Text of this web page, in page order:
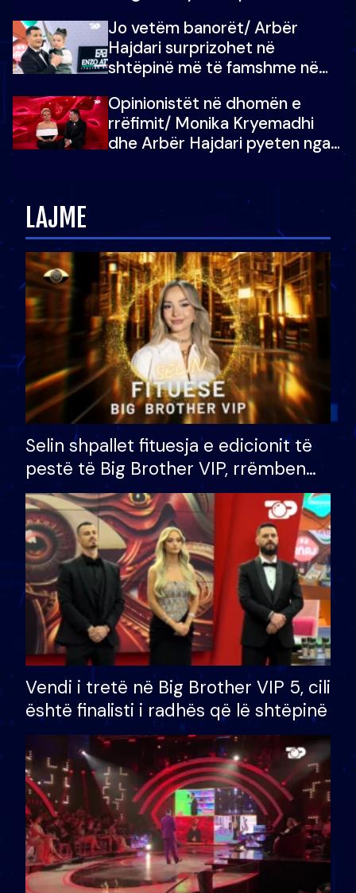
çoja luftën time deri në fund
Jo vetëm banorët/ Arbër
Hajdari surprizohet në
shtëpinë më të famshme në
vajzën e tij
Opinionistët në dhomën e
rrëfimit/ Monika Kryemadhi
dhe Arbër Hajdari pyeten nga
LAJME
Selin shpallet fituesja e edicionit të
pestë të Big Brother VIP, rrëmben
çmimin e madh prej 100 mijë eurosh
Vendi i tretë në Big Brother VIP 5, cili
është finalisti i radhës që lë shtëpinë